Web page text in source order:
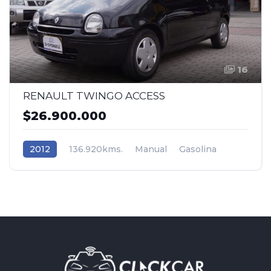
16
RENAULT TWINGO ACCESS
$26.900.000
2012 136.920kms. Manual
Gasolina